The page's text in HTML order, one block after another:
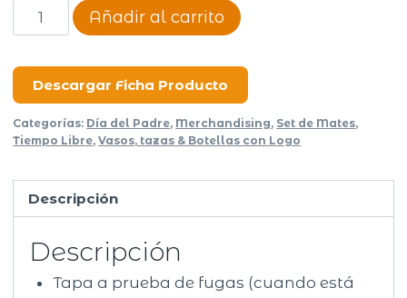
Termo
Thermal
1182ml
–
CONTIGO
Añadir al carrito
Descargar Ficha Producto
Categorías: Día del Padre, Merchandising, Set de Mates,
Tiempo Libre,Vasos, tazas & Botellas con Logo
Descripción
Descripción
Tapa a prueba de fugas (cuando está